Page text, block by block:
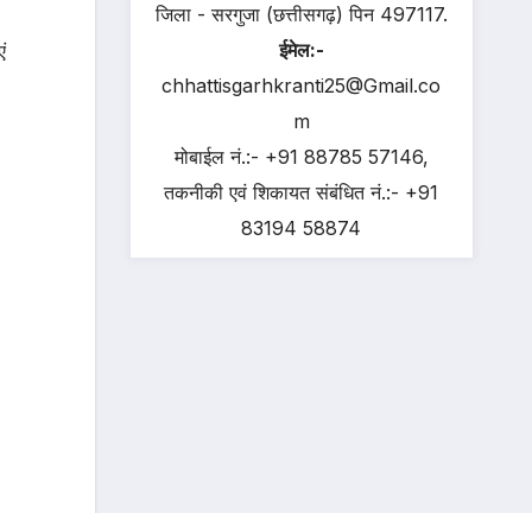
जिला - सरगुजा (छत्तीसगढ़) पिन 497117.
ईमेल:-
chhattisgarhkranti25@Gmail.co
m
मोबाईल नं.:- +91 88785 57146,
तकनीकी एवं शिकायत संबंधित नं.:- +91
83194 58874